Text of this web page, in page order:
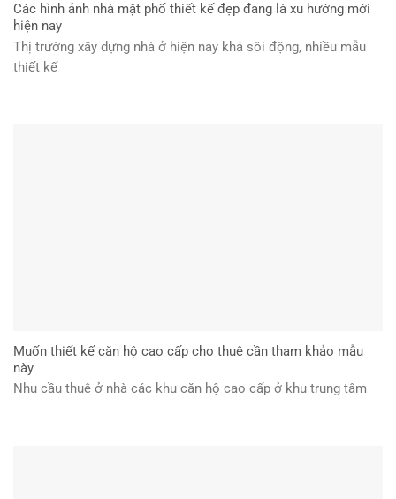
Các hình ảnh nhà mặt phố thiết kế đẹp đang là xu hướng mới
hiện nay
Thị trường xây dựng nhà ở hiện nay khá sôi động, nhiều mẫu
thiết kế
Muốn thiết kế căn hộ cao cấp cho thuê cần tham khảo mẫu
này
Nhu cầu thuê ở nhà các khu căn hộ cao cấp ở khu trung tâm